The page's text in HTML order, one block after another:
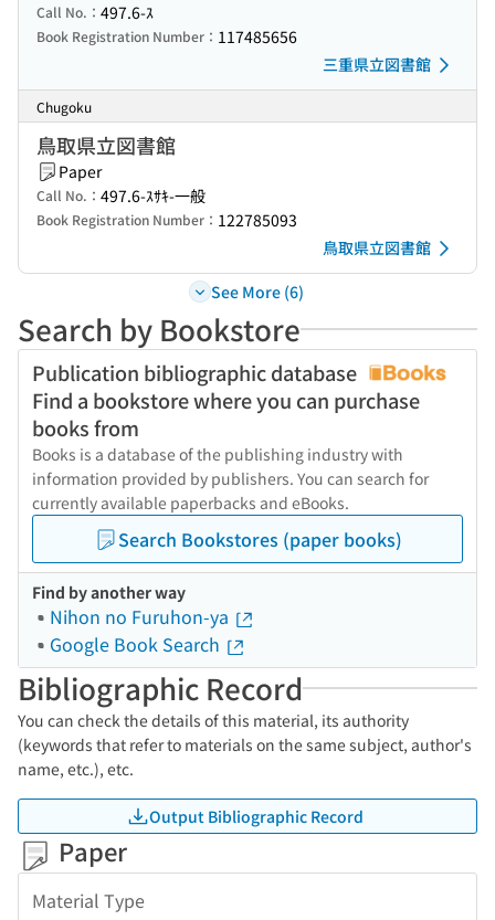
Call No.： 497.6-ｽ
Book Registration Number： 117485656
三重県立図書館
Chugoku
鳥取県立図書館
Paper
Call No.： 497.6-ｽｻｷ-一般
Book Registration Number： 122785093
鳥取県立図書館
See More (6)
Search by Bookstore
Publication bibliographic database
Find a bookstore where you can purchase
books from
Books is a database of the publishing industry with
information provided by publishers. You can search for
currently available paperbacks and eBooks.
Search Bookstores (paper books)
Find by another way
Nihon no Furuhon-ya
Google Book Search
Bibliographic Record
You can check the details of this material, its authority
(keywords that refer to materials on the same subject, author's
name, etc.), etc.
Output Bibliographic Record
Paper
Material Type